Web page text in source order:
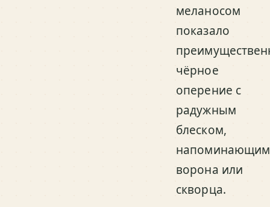
меланосом
показало
чёрное
оперение с
радужным
блеском,
напоминающим
ворона или
скворца.